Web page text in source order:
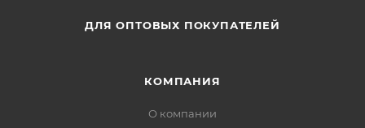
ДЛЯ ОПТОВЫХ ПОКУПАТЕЛЕЙ
КОМПАНИЯ
О компании